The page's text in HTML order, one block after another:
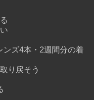
ンズ4本・2週間分の着
り戻そう